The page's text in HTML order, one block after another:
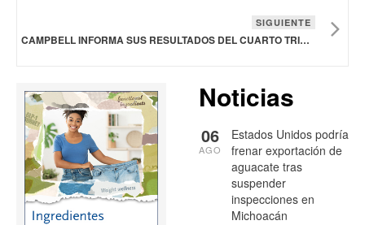
SIGUIENTE
CAMPBELL INFORMA SUS RESULTADOS DEL CUARTO TRIMESTRE DEL AÑO FISCAL
Noticias
Estados Unidos podría
frenar exportación de
aguacate tras
suspender
inspecciones en
Michoacán
06
AGO